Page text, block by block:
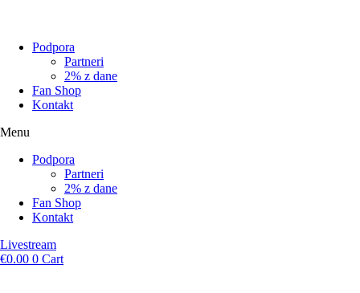
Podpora
Partneri
2% z dane
Fan Shop
Kontakt
Menu
Podpora
Partneri
2% z dane
Fan Shop
Kontakt
Livestream
€0.00 0 Cart